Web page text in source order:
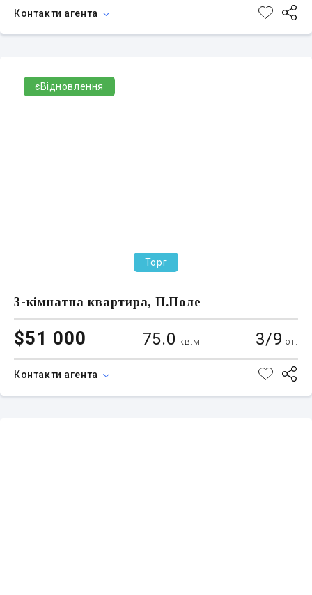
Контакти агента
єВідновлення
Торг
3-кімнатна квартира, П.Поле
$51 000 75.0 кв.м 3/9 эт.
Контакти агента